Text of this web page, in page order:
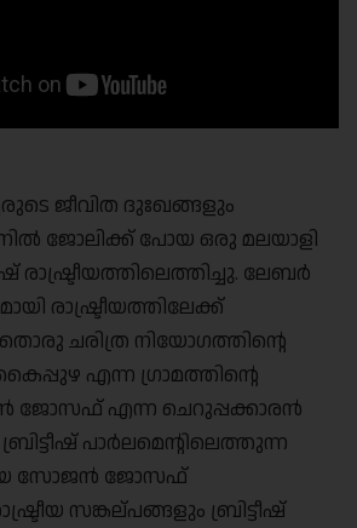
ജീവിത ദുഃഖങ്ങളും
ജോലിക്ക് പോയ ഒരു മലയാളി
രാഷ്ട്രീയത്തിലെത്തിച്ചു. ലേബർ
രാഷ്ട്രീയത്തിലേക്ക്
ചരിത്ര നിയോഗത്തിന്റെ
എന്ന ഗ്രാമത്തിന്റെ
ജോസഫ് എന്ന ചെറുപ്പക്കാരൻ
പാർലമെന്റിലെത്തുന്ന
സോജൻ ജോസഫ്
സങ്കല്പങ്ങളും ബ്രിട്ടീഷ്